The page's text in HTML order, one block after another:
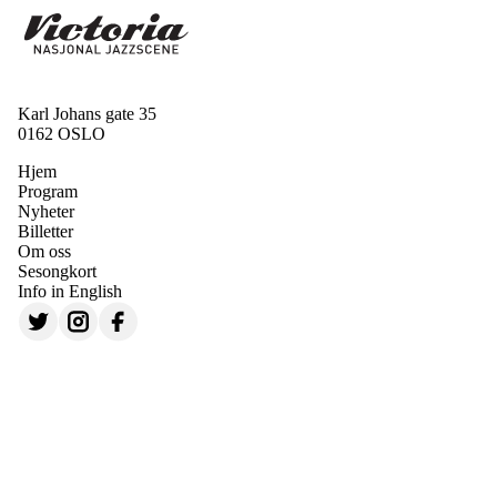
Karl Johans gate 35
0162 OSLO
Hjem
Program
Nyheter
Billetter
Om oss
Sesongkort
Info in English